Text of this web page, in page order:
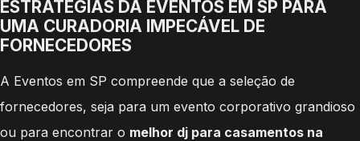
ESTRATÉGIAS DA EVENTOS EM SP PARA
UMA CURADORIA IMPECÁVEL DE
FORNECEDORES
A Eventos em SP compreende que a seleção de
fornecedores, seja para um evento corporativo grandioso
ou para encontrar o melhor dj para casamentos na